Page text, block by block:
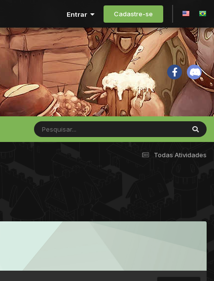
Entrar Cadastre-se
Todas Atividades